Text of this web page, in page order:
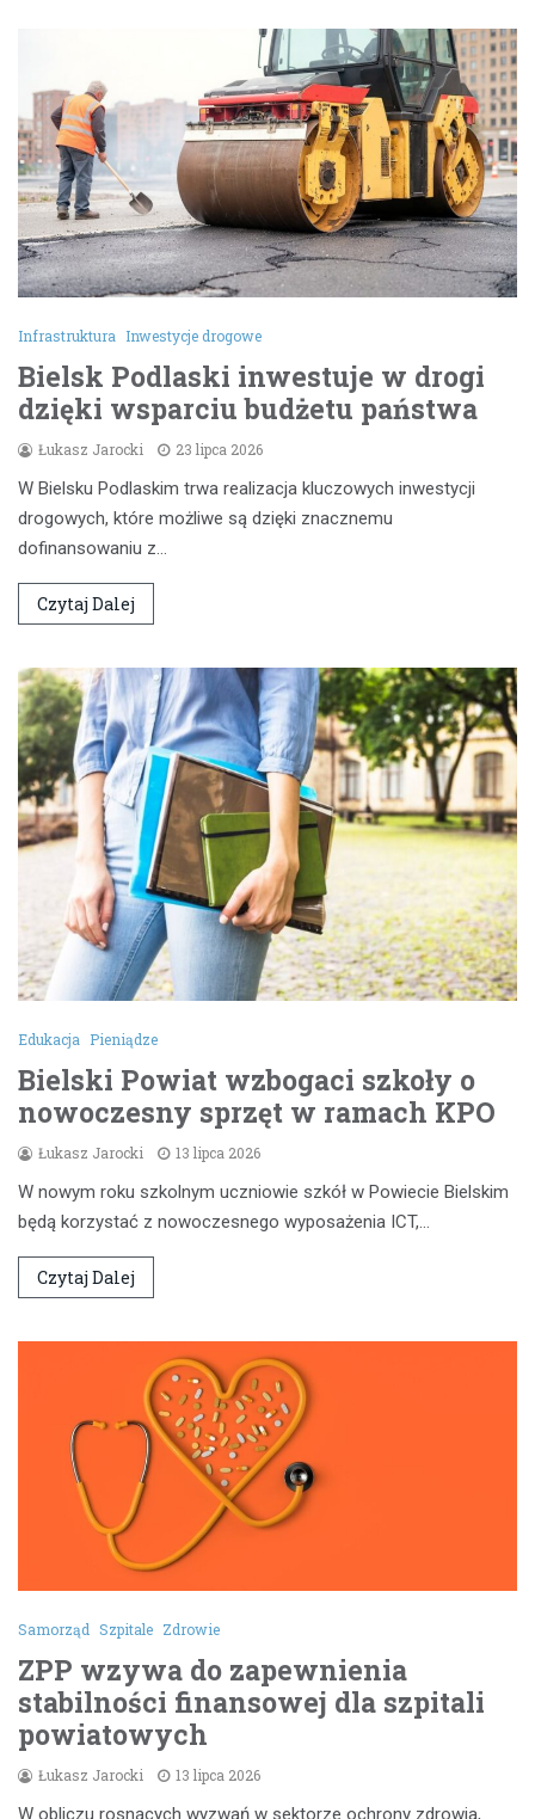
Infrastruktura Inwestycje drogowe
Bielsk Podlaski inwestuje w drogi
dzięki wsparciu budżetu państwa
Łukasz Jarocki 23 lipca 2026
W Bielsku Podlaskim trwa realizacja kluczowych inwestycji
drogowych, które możliwe są dzięki znacznemu
dofinansowaniu z…
Czytaj Dalej
Edukacja Pieniądze
Bielski Powiat wzbogaci szkoły o
nowoczesny sprzęt w ramach KPO
Łukasz Jarocki 13 lipca 2026
W nowym roku szkolnym uczniowie szkół w Powiecie Bielskim
będą korzystać z nowoczesnego wyposażenia ICT,…
Czytaj Dalej
Samorząd Szpitale Zdrowie
ZPP wzywa do zapewnienia
stabilności finansowej dla szpitali
powiatowych
Łukasz Jarocki 13 lipca 2026
W obliczu rosnących wyzwań w sektorze ochrony zdrowia,